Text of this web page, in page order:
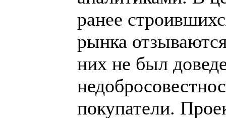
ранее
рынка
них не был
покупатели.